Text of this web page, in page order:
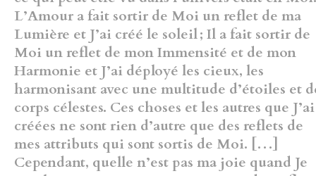
L’Amour a fait sortir de Moi unreflet de ma
Lumière et J’ai créé le soleil ; Il a fait sortir de
Moi un reflet de mon Immensité et de mon
Harmonie et J’ai déployé les cieux, les
harmonisant avec une multitude d’étoiles et
corps célestes. Ces choses et les autres que J’ai
créées ne sont rien d’autre que des reflets de
mes attributs qui sont sortis de Moi. […]
Cependant, quelle n’est pas ma joie quand Je